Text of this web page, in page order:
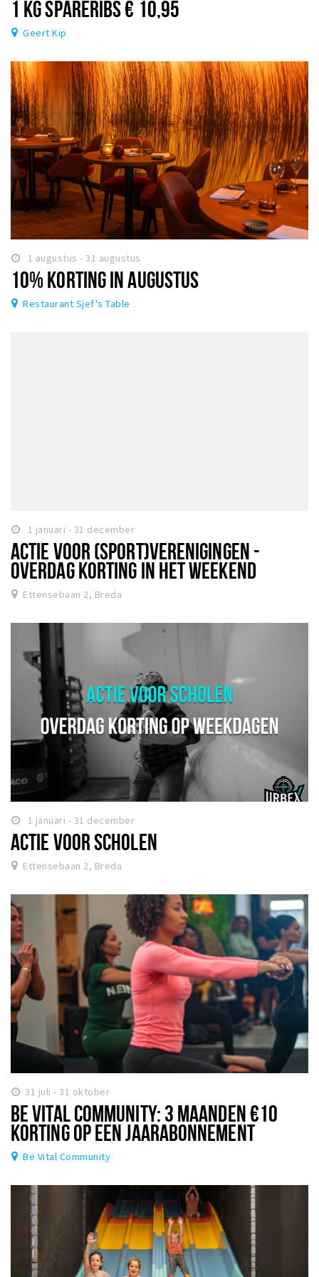
1 KG SPARERIBS € 10,95
Geert Kip
1 augustus - 31 augustus
10% KORTING IN AUGUSTUS
Restaurant Sjef's Table
1 januari - 31 december
ACTIE VOOR (SPORT)VERENIGINGEN -
OVERDAG KORTING IN HET WEEKEND
Ettensebaan 2, Breda
1 januari - 31 december
ACTIE VOOR SCHOLEN
Ettensebaan 2, Breda
31 juli - 31 oktober
BE VITAL COMMUNITY: 3 MAANDEN €10
KORTING OP EEN JAARABONNEMENT
Be Vital Community